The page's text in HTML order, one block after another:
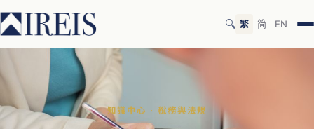
🔍 繁 简 EN
知識中心 · 稅務與法規